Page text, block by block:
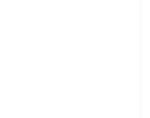
5 hvězdiček.